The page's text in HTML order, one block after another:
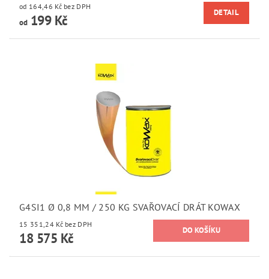
od 164,46 Kč bez DPH
od199 Kč DETAIL
G4SI1 Ø 0,8 MM / 250 KG SVAŘOVACÍ DRÁT KOWAX
15 351,24 Kč bez DPH
18 575 Kč